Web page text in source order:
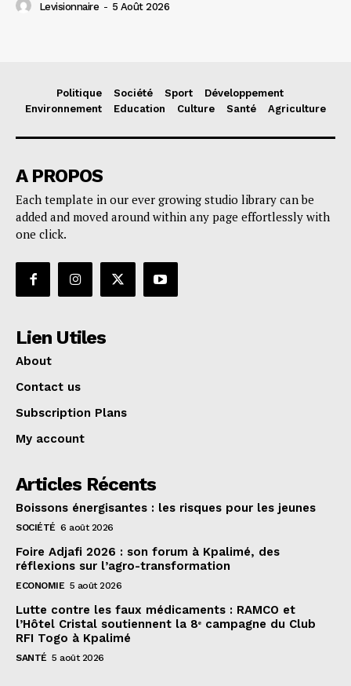
Levisionnaire - 5 Août 2026
Politique Société Sport
Développement
Environnement
Education Culture Santé Agriculture
A PROPOS
Each template in our ever growing studio library can be
added and moved around within any page effortlessly with
one click.
Lien Utiles
About
Contact us
Subscription Plans
My account
Articles Récents
Boissons énergisantes : les risques pour les jeunes
SOCIÉTÉ 6 août 2026
Foire Adjafi 2026 : son forum à Kpalimé, des
réflexions sur l’agro-transformation
ECONOMIE 5 août 2026
Lutte contre les faux médicaments : RAMCO et
l’Hôtel Cristal soutiennent la 8ᵉ campagne du Club
RFI Togo à Kpalimé
SANTÉ 5 août 2026